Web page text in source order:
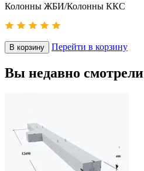
Колонны ЖБИ/Колонны ККС
В корзину Перейти в корзину
Вы недавно смотрели